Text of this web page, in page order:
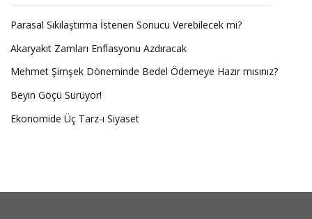
Parasal Sıkılaştırma İstenen Sonucu Verebilecek mi?
Akaryakıt Zamları Enflasyonu Azdıracak
Mehmet Şimşek Döneminde Bedel Ödemeye Hazır mısınız?
Beyin Göçü Sürüyor!
Ekonomide Üç Tarz-ı Siyaset